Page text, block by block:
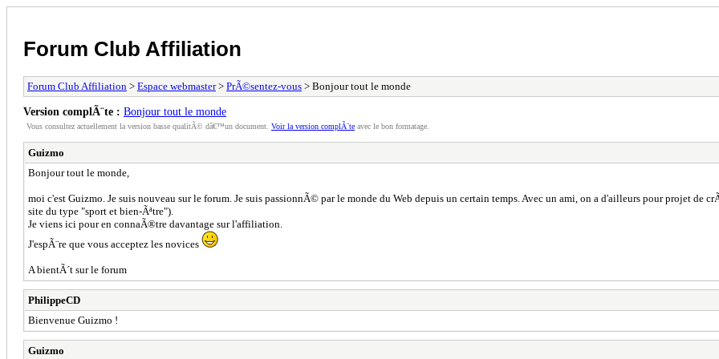
Forum Club Affiliation
Forum Club Affiliation > Espace webmaster> PrÃ©sentez-vous > Bonjour tout le monde
Version complÃ¨te : Bonjour tout le monde
Vous consultez actuellement la version basse qualitÃ© dâ€™un document. Voir la version complÃ¨te avec le bon formatage.
Guizmo
Bonjour tout le monde,
moi c'est Guizmo. Je suis nouveau sur le forum. Je suis passionnÃ© par le monde du Web depuis un certain temps. Avec un ami, on a d'ailleurs pour projet de
site du type "sport et bien-Ãªtre").
Je viens ici pour en connaÃ®tre davantage sur l'affiliation.
J'espÃ¨re que vous acceptez les novices
A bientÃ´t sur le forum
PhilippeCD
Bienvenue Guizmo !
Guizmo